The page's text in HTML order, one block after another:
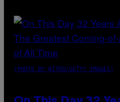
(PHOTO BY NITRO/GETTY IMAGES)